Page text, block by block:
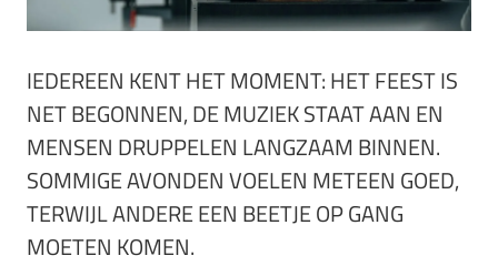
IEDEREEN KENT HET MOMENT: HET FEEST IS
NET BEGONNEN, DE MUZIEK STAAT AAN EN
MENSEN DRUPPELEN LANGZAAM BINNEN.
SOMMIGE AVONDEN VOELEN METEEN GOED,
TERWIJL ANDERE EEN BEETJE OP GANG
MOETEN KOMEN.